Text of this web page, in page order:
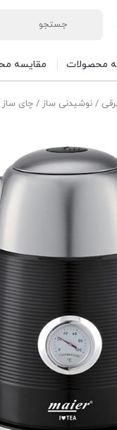
محصولات مقایسه
/ نوشیدنی ساز / چای ساز